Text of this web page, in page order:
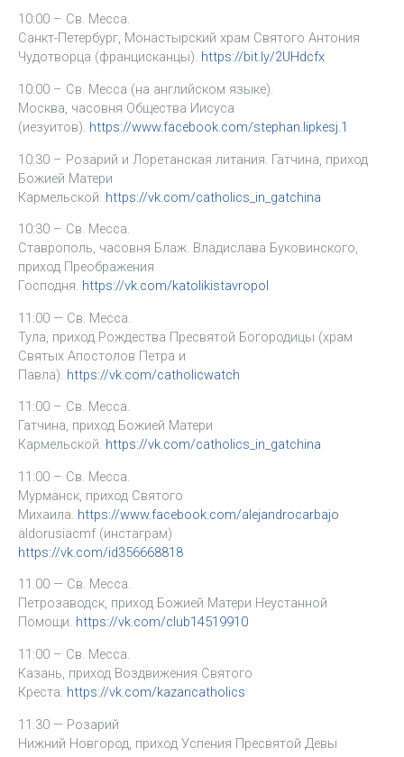
10:00 – Св. Месса.
Санкт-Петербург, Монастырский храм Святого Антония
Чудотворца (францисканцы). https://bit.ly/2UHdcfx
10:00 – Св. Месса (на английском языке).
Москва, часовня Общества Иисуса
(иезуитов). https://www.facebook.com/stephan.lipkesj.1
10:30 – Розарий и Лоретанская литания. Гатчина, приход
Божией Матери
Кармельской. https://vk.com/catholics_in_gatchina
10:30 – Св. Месса.
Ставрополь, часовня Блаж. Владислава Буковинского,
приход Преображения
Господня. https://vk.com/katolikistavropol
11:00 — Св. Месса.
Тула, приход Рождества Пресвятой Богородицы (храм
Святых Апостолов Петра и
Павла). https://vk.com/catholicwatch
11:00 – Св. Месса.
Гатчина, приход Божией Матери
Кармельской. https://vk.com/catholics_in_gatchina
11:00 – Св. Месса.
Мурманск, приход Святого
Михаила. https://www.facebook.com/alejandrocarbajo
aldorusiacmf (инстаграм)
https://vk.com/id356668818
11.00 — Св. Месса.
Петрозаводск, приход Божией Матери Неустанной
Помощи. https://vk.com/club14519910
11:00 – Св. Месса.
Казань, приход Воздвижения Святого
Креста. https://vk.com/kazancatholics
11:30 — Розарий
Нижний Новгород, приход Успения Пресвятой Девы